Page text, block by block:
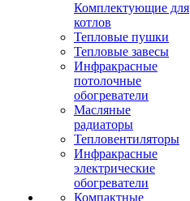
Комплектующие для
котлов
Тепловые пушки
Тепловые завесы
Инфракрасные
потолочные
обогреватели
Масляные
радиаторы
Тепловентиляторы
Инфракрасные
электрические
обогреватели
Компактные